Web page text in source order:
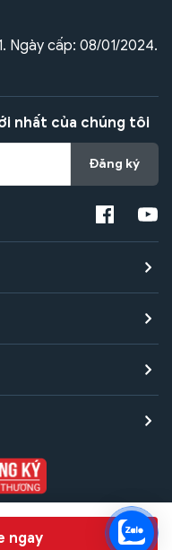
Chat hỗ trợ
ngay
Ngày cấp: 08/01/2024.
nhất của chúng tôi
Đăng ký
tư
Điều khoản sử dụng